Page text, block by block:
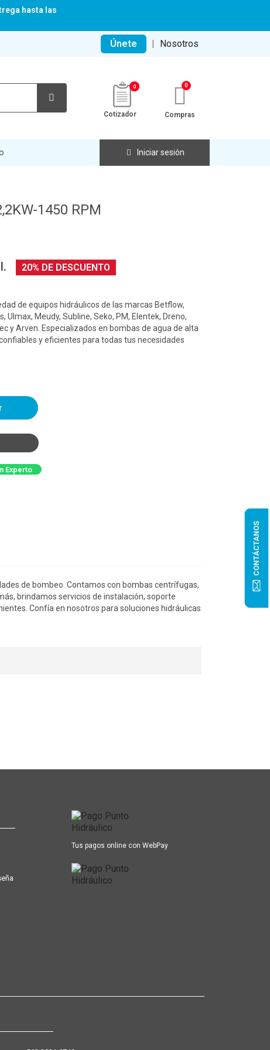
hasta las
Únete | Nosotros
0
Cotizador Compras
Iniciar sesión
1450 RPM
20% DE DESCUENTO
de equipos hidráulicos de las marcas Betflow,
Ulmax, Meudy, Subline, Seko, PM, Elentek, Dreno,
y Arven. Especializados en bombas de agua de alta
y eficientes para todas tus necesidades
Experto
de bombeo. Contamos con bombas centrífugas,
brindamos servicios de instalación, soporte
Confía en nosotros para soluciones hidráulicas
CONTÁCTANOS
Tus pagos online con WebPay